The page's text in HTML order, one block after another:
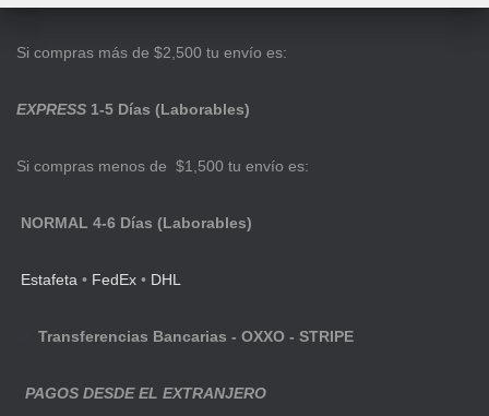
Si compras más de $2,500 tu envío es:
EXPRESS 1-5 Días (Laborables)
Si compras menos de $1,500 tu envío es:
NORMAL 4-6 Días (Laborables)
Estafeta • FedEx • DHL
Transferencias Bancarias - OXXO - STRIPE
PAGOS DESDE EL EXTRANJERO